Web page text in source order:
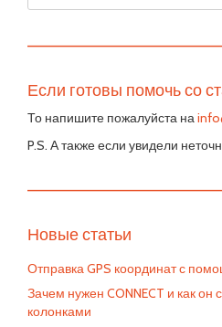
Если готовы помочь со
То напишите пожалуйста на
P.S. А также если увидели
Новые статьи
Отправка GPS координат с
Зачем нужен CONNECT и как он
колонками